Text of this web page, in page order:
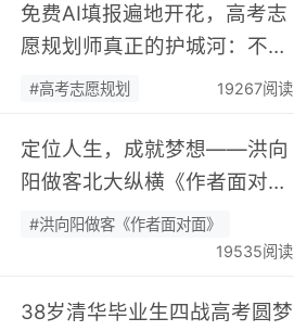
免费AI填报遍地开花，高考志
愿规划师真正的护城河：不靠
数据，靠“人”…
#高考志愿规划 19267阅读
定位人生，成就梦想——洪向
阳做客北大纵横《作者面对
面》开展职业规划专题分享…
#洪向阳做客《作者面对面》
19535阅读
38岁清华毕业生四战高考圆梦